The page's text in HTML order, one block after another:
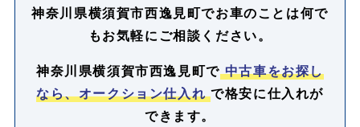
神奈川県横須賀市西逸見町でお車のことは何で
もお気軽にご相談ください。
神奈川県横須賀市西逸見町で 中古車をお探し
なら、オークション仕入れ で格安に仕入れが
できます。